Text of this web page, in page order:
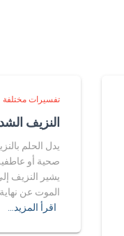
تفسيرات مختلفة
النزيف
يدل الحلم
صحية أو
يشير النزيف
الموت عن
اقرأ المزيد…